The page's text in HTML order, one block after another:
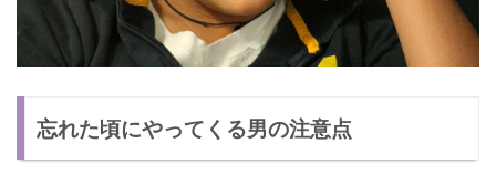
忘れた頃にやってくる男の注意点